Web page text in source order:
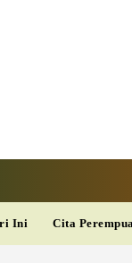
Ini Cita